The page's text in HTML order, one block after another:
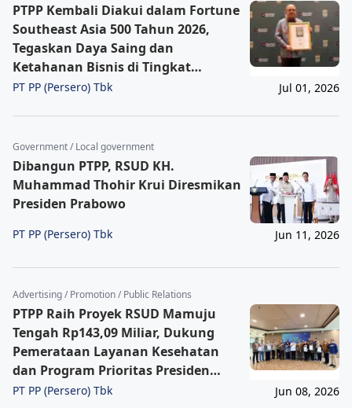
PTPP Kembali Diakui dalam Fortune
Southeast Asia 500 Tahun 2026,
Tegaskan Daya Saing dan
Ketahanan Bisnis di Tingkat
Regional
PT PP (Persero) Tbk Jul 01, 2026
Government / Local government
Dibangun PTPP, RSUD KH.
Muhammad Thohir Krui Diresmikan
Presiden Prabowo
PT PP (Persero) Tbk Jun 11, 2026
Advertising / Promotion / Public Relations
PTPP Raih Proyek RSUD Mamuju
Tengah Rp143,09 Miliar, Dukung
Pemerataan Layanan Kesehatan
dan Program Prioritas Presiden
Prabowo
PT PP (Persero) Tbk Jun 08, 2026